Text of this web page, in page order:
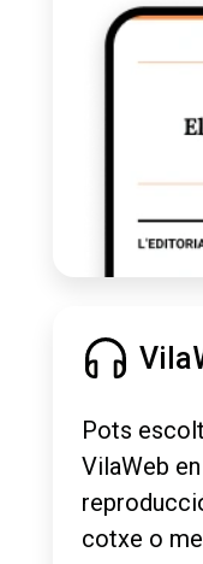
Pots
VilaWeb
cotxe o